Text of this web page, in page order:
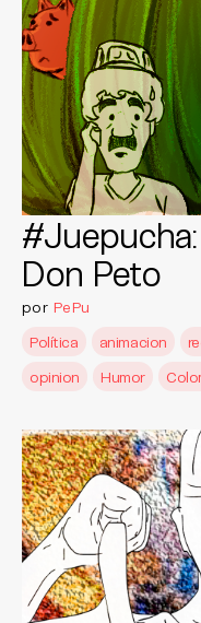
Don Peto
por PePu
Política
animacion
opinion
Humor